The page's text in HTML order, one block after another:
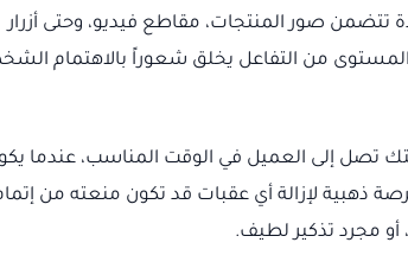
تتضمن صور المنتجات، مقاطع فيديو، وحتى أزرار
من التفاعل يخلق شعوراً بالاهتمام
تصل إلى العميل في الوقت المناسب، عندما
ذهبية لإزالة أي عقبات قد تكون منعته من
أو مجرد تذكير لطيف.